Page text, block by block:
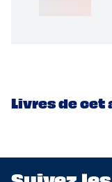
Livres de cet